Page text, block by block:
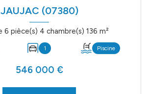
JAUJAC (07380)
Propriete 6 pièce(s) 4 chambre(s) 136 m²
1 Piscine
546 000 €